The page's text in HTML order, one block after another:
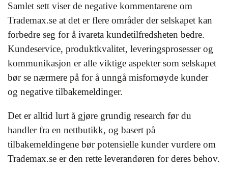
Samlet sett viser de negative kommentarene om
Trademax.se at det er flere områder der selskapet kan
forbedre seg for å ivareta kundetilfredsheten bedre.
Kundeservice, produktkvalitet, leveringsprosesser og
kommunikasjon er alle viktige aspekter som selskapet
bør se nærmere på for å unngå misfornøyde kunder
og negative tilbakemeldinger.
Det er alltid lurt å gjøre grundig research før du
handler fra en nettbutikk, og basert på
tilbakemeldingene bør potensielle kunder vurdere om
Trademax.se er den rette leverandøren for deres behov.